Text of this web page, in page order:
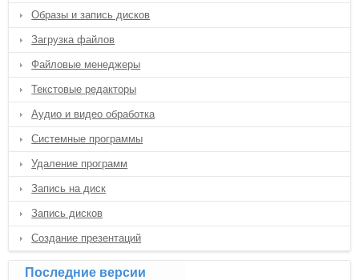
Образы и запись дисков
Загрузка файлов
Файловые менеджеры
Текстовые редакторы
Аудио и видео обработка
Системные программы
Удаление программ
Запись на диск
Запись дисков
Создание презентаций
Последние версии